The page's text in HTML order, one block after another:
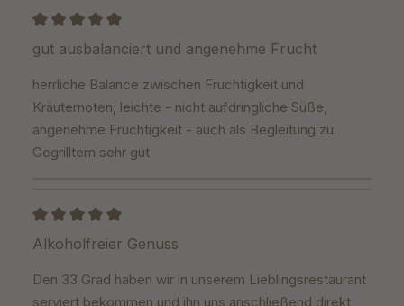
Bewertung mit 5 von 5 Sternen
gut ausbalanciert und angenehme Frucht
herrliche Balance zwischen Fruchtigkeit und
Kräuternoten; leichte - nicht aufdringliche Süße,
angenehme Fruchtigkeit - auch als Begleitung zu
Gegrilltem sehr gut
Bewertung mit 5 von 5 Sternen
Alkoholfreier Genuss
Den 33 Grad haben wir in unserem Lieblingsrestaurant
serviert bekommen und ihn uns anschließend direkt